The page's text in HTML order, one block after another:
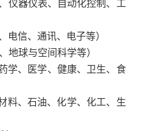
仪器仪表、自动化控制、工
电信、通讯、电子等）
地球与空间科学等）
学、医学、健康、卫生、食
料、石油、化学、化工、生